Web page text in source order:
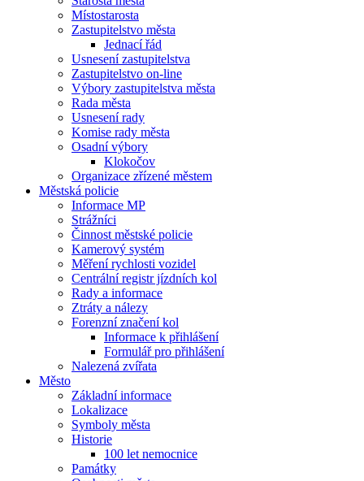
Místostarosta
Zastupitelstvo města
Jednací řád
Usnesení zastupitelstva
Zastupitelstvo on-line
Výbory zastupitelstva města
Rada města
Usnesení rady
Komise rady města
Osadní výbory
Klokočov
Organizace zřízené městem
Městská policie
Informace MP
Strážníci
Činnost městské policie
Kamerový systém
Měření rychlosti vozidel
Centrální registr jízdních kol
Rady a informace
Ztráty a nálezy
Forenzní značení kol
Informace k přihlášení
Formulář pro přihlášení
Nalezená zvířata
Město
Základní informace
Lokalizace
Symboly města
Historie
100 let nemocnice
Památky